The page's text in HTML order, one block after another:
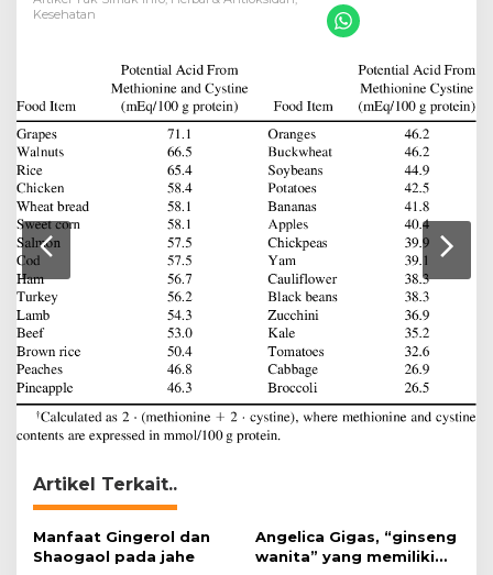
Kesehatan
Artikel Terkait..
Manfaat Gingerol dan
Shaogaol pada jahe
Angelica Gigas, “ginseng
wanita” yang memiliki